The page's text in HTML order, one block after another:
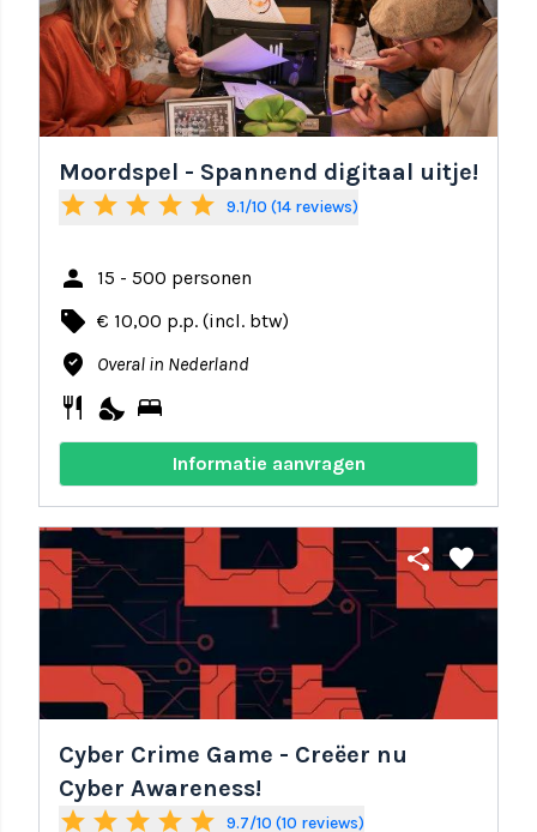
Moordspel - Spannend digitaal uitje!
star star star star star 9.1/10 (14 reviews)
person 15 - 500 personen
local_offer € 10,00 p.p. (incl. btw)
where_to_vote Overal in Nederland
restaurant nights_stay bed
Informatie aanvragen
share favorite
Cyber Crime Game - Creëer nu
Cyber Awareness!
star star star star star 9.7/10 (10 reviews)